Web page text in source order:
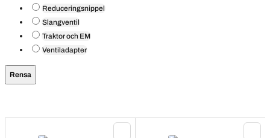
Reduceringsnippel
Slangventil
Traktor och EM
Ventiladapter
Rensa